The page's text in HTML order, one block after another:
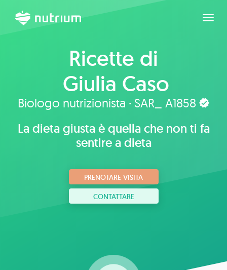
Ricette di
Giulia Caso
Biologo nutrizionista · SAR_ A1858
La dieta giusta è quella che non ti fa
sentire a dieta
PRENOTARE VISITA
CONTATTARE